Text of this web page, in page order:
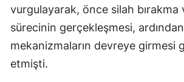
vurgulayarak, önce silah bırakma
sürecinin gerçekleşmesi,
mekanizmaların devreye girmesi
etmişti.